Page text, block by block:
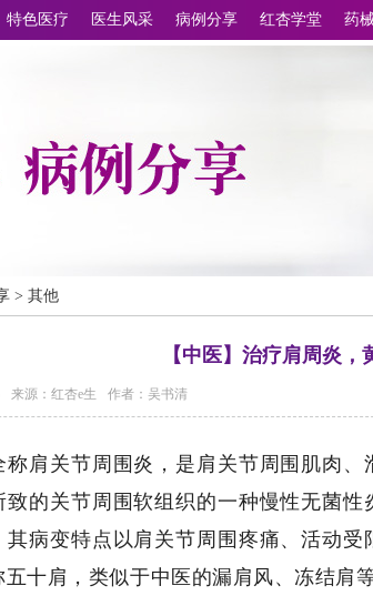
特色医疗 医生风采 病例分享 红杏学堂 药
> 其他
【中医】治疗肩周炎，
来源：红杏e生 作者：吴书清
称肩关节周围炎，是肩关节周围肌肉
致的关节周围软组织的一种慢性无菌
其病变特点以肩关节周围疼痛、活动
十肩，类似于中医的漏肩风、冻结肩等